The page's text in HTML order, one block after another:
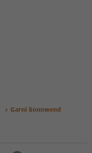
Garni Sonnwend